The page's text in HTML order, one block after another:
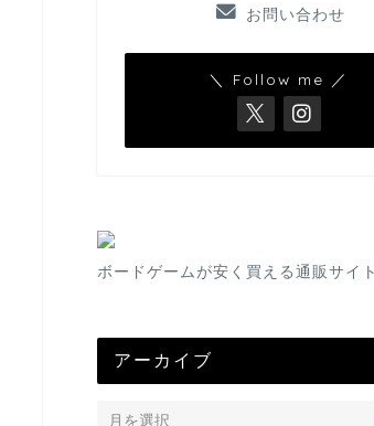
お問い合わせ
＼ Follow me ／
ボードゲームが安く買える通販サイ
アーカイブ